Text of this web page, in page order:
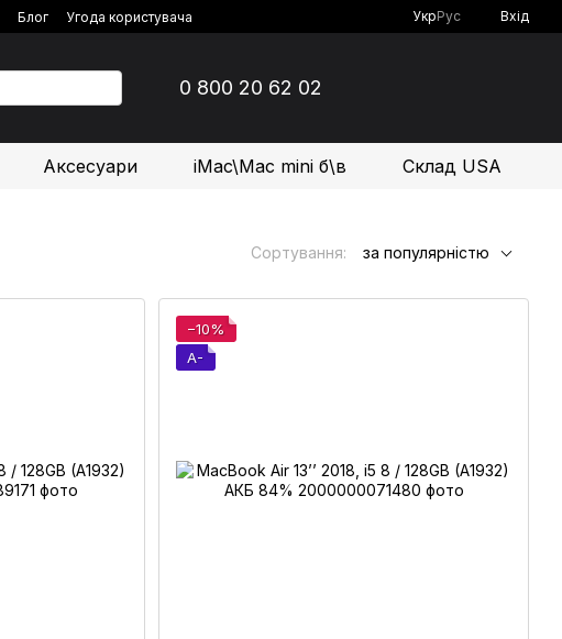
Блог
Угода користувача
УкрРус Вхід
0 800 20 62 02
Аксесуари iMac\Mac mini б\в Склад USA
Сортування: за популярністю
−10%
A-